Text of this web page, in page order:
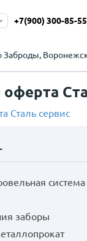
Заброды,
+7(900) 300-85-55
Сталь сервис
система
заборы